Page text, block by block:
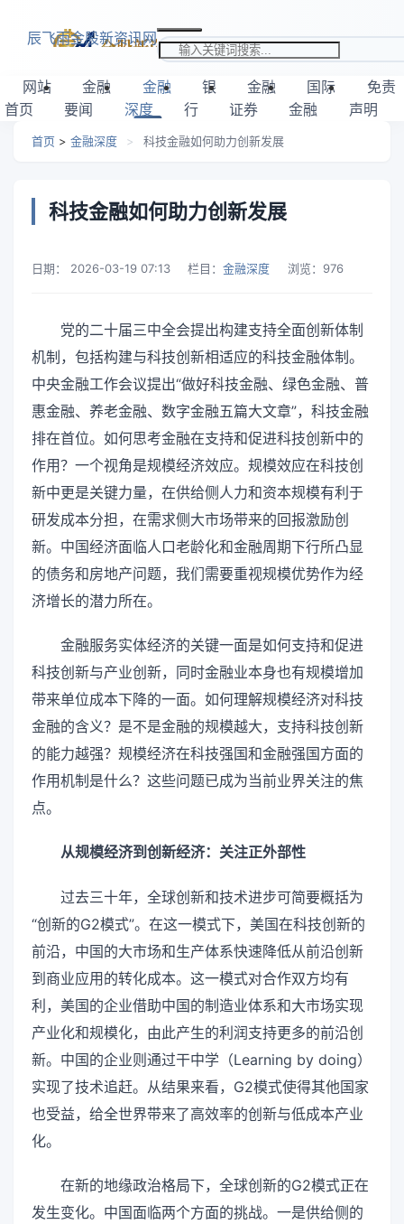
辰飞雨金股新资讯网
搜索关键词
网站
首页
金融
要闻
金融
深度
银
行
金融
证券
国际
金融
免责
声明
首页 > 金融深度 > 科技金融如何助力创新发展
科技金融如何助力创新发展
日期： 2026-03-19 07:13 栏目： 金融深度 浏览： 976
党的二十届三中全会提出构建支持全面创新体制
机制，包括构建与科技创新相适应的科技金融体制。
中央金融工作会议提出“做好科技金融、绿色金融、普
惠金融、养老金融、数字金融五篇大文章”，科技金融
排在首位。如何思考金融在支持和促进科技创新中的
作用？一个视角是规模经济效应。规模效应在科技创
新中更是关键力量，在供给侧人力和资本规模有利于
研发成本分担，在需求侧大市场带来的回报激励创
新。中国经济面临人口老龄化和金融周期下行所凸显
的债务和房地产问题，我们需要重视规模优势作为经
济增长的潜力所在。
金融服务实体经济的关键一面是如何支持和促进
科技创新与产业创新，同时金融业本身也有规模增加
带来单位成本下降的一面。如何理解规模经济对科技
金融的含义？是不是金融的规模越大，支持科技创新
的能力越强？规模经济在科技强国和金融强国方面的
作用机制是什么？这些问题已成为当前业界关注的焦
点。
从规模经济到创新经济：关注正外部性
过去三十年，全球创新和技术进步可简要概括为
“创新的G2模式”。在这一模式下，美国在科技创新的
前沿，中国的大市场和生产体系快速降低从前沿创新
到商业应用的转化成本。这一模式对合作双方均有
利，美国的企业借助中国的制造业体系和大市场实现
产业化和规模化，由此产生的利润支持更多的前沿创
新。中国的企业则通过干中学（Learning by doing）
实现了技术追赶。从结果来看，G2模式使得其他国家
也受益，给全世界带来了高效率的创新与低成本产业
化。
在新的地缘政治格局下，全球创新的G2模式正在
发生变化。中国面临两个方面的挑战。一是供给侧的